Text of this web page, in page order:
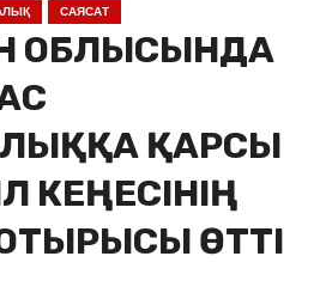
САЯСАТ
ОБЛЫСЫНДА
ҚАРСЫ
КЕҢЕСІНІҢ
ӨТТІ